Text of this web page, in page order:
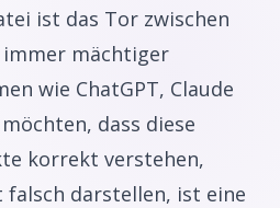
ist das Tor zwischen
immer mächtiger
wie ChatGPT, Claude
dass diese
korrekt verstehen,
darstellen, ist eine